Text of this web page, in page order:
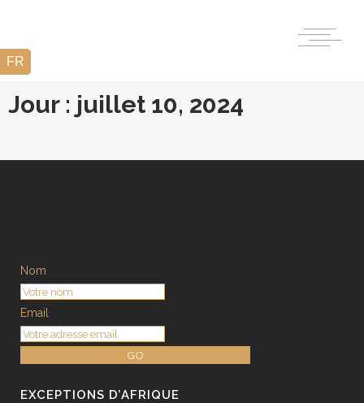
Jour : juillet 10, 2024
Nom
Email
GO
EXCEPTIONS D’AFRIQUE